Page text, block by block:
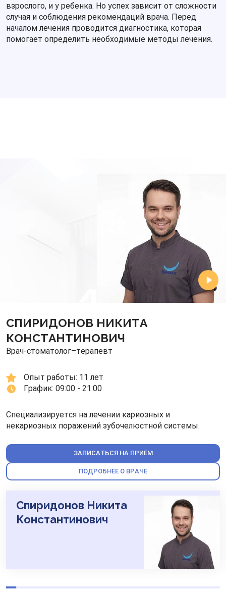
взрослого, и у ребенка. Но успех зависит от сложности
случая и соблюдения рекомендаций врача. Перед
началом лечения проводится диагностика, которая
помогает определить необходимые методы лечения.
СПИРИДОНОВ НИКИТА
КОНСТАНТИНОВИЧ
Врач-стоматолог–терапевт
Опыт работы: 11 лет
График: 09:00 - 21:00
Специализируется на лечении кариозных и
некариозных поражений зубочелюстной системы.
ЗАПИСАТЬСЯ НА ПРИЁМ
ПОДРОБНЕЕ О ВРАЧЕ
Спиридонов Никита
Константинович